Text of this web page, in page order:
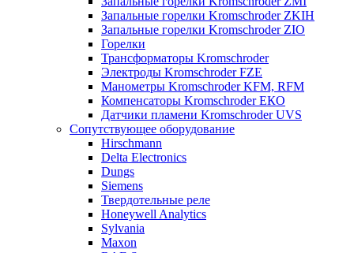
Запальные горелки Kromschroder ZKIH
Запальные горелки Kromschroder ZIO
Горелки
Трансформаторы Kromschroder
Электроды Kromschroder FZE
Манометры Kromschroder KFM, RFM
Компенсаторы Kromschroder ЕКО
Датчики пламени Kromschroder UVS
Сопутствующее оборудование
Hirschmann
Delta Electronics
Dungs
Siemens
Твердотельные реле
Honeywell Analytics
Sylvania
Maxon